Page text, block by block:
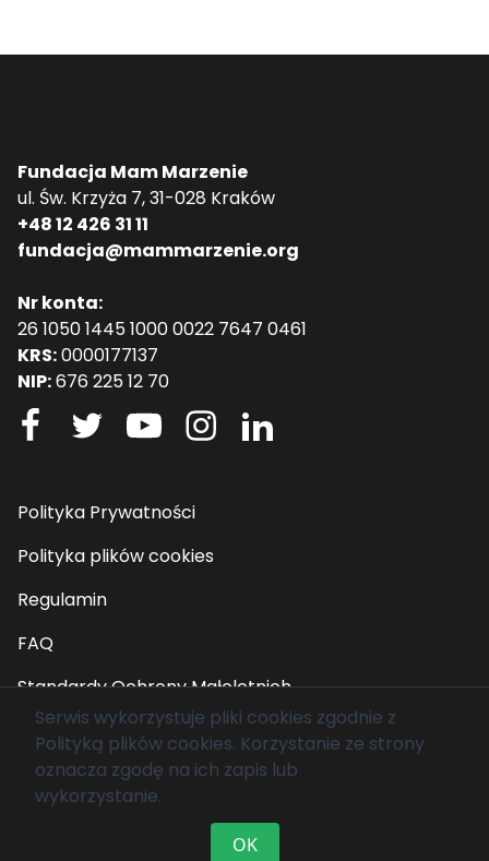
Fundacja Mam Marzenie
ul. Św. Krzyża 7, 31-028 Kraków
+48 12 426 31 11
fundacja@mammarzenie.org
Nr konta:
26 1050 1445 1000 0022 7647 0461
KRS:0000177137
NIP:676 225 12 70
Polityka Prywatności
Polityka plików cookies
Regulamin
FAQ
Standardy Ochrony Małoletnich
© 2026 Fundacja Mam Marzenie. Wszelkie prawa
zastrzeżone.
Serwis wykorzystuje pliki cookies zgodnie z
Polityką plików cookies. Korzystanie ze strony
oznacza zgodę na ich zapis lub
wykorzystanie.
OK